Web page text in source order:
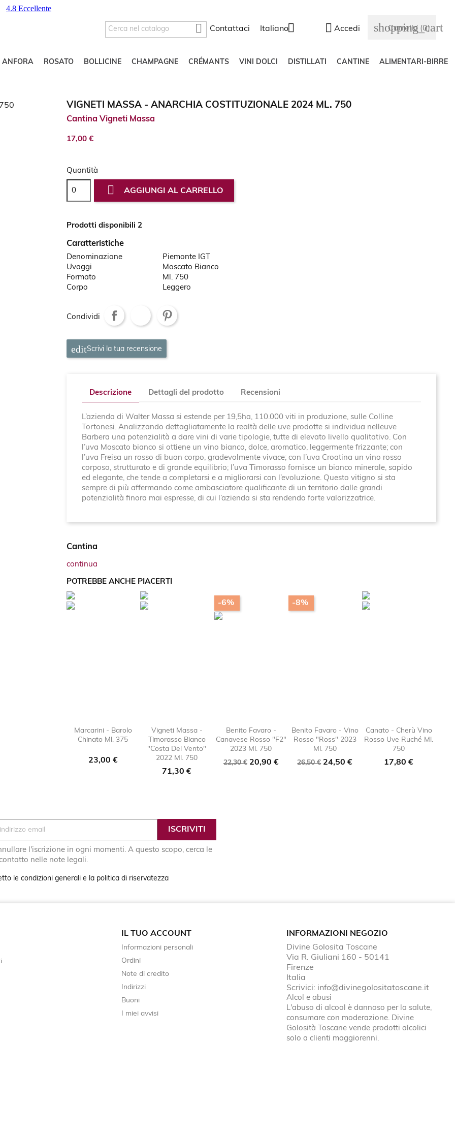
 Contattaci Italiano  Accedi shopping_cart
Carrello (0)
ANFORA ROSATO BOLLICINE CHAMPAGNE CRÉMANTS VINI DOLCI DISTILLATI CANTINE ALIMENTARI-BIRRE
VIGNETI MASSA - ANARCHIA COSTITUZIONALE 2024 ML. 750
Cantina Vigneti Massa
17,00 €
Quantità
 AGGIUNGI AL CARRELLO
Prodotti disponibili 2
Caratteristiche
Denominazione
Piemonte IGT
Uvaggi
Moscato Bianco
Formato
Ml. 750
Corpo
Leggero
Condividi
Scrivi la tua recensione
Descrizione Dettagli del prodotto Recensioni
L’azienda di Walter Massa si estende per 19,5ha, 110.000 viti in produzione, sulle Colline
Tortonesi. Analizzando dettagliatamente la realtà delle uve prodotte si individua nelleuve
Barbera una potenzialità a dare vini di varie tipologie, tutte di elevato livello qualitativo. Con
l’uva Moscato bianco si ottiene un vino bianco, dolce, aromatico, leggermente frizzante; con
l’uva Freisa un rosso di buon corpo, gradevolmente vivace; con l’uva Croatina un vino rosso
corposo, strutturato e di grande equilibrio; l’uva Timorasso fornisce un bianco minerale, sapido
ed elegante, che tende a completarsi e a migliorarsi con l’evoluzione. Questo vitigno si sta
sempre di più affermando come ambasciatore qualificante di un territorio dalle grandi
potenzialità finora mai espresse, di cui l’azienda si sta rendendo forte valorizzatrice.
Cantina
continua
POTREBBE ANCHE PIACERTI
Marcarini - Barolo
Chinato Ml. 375
Prezzo
23,00 €
favorite_border
Vigneti Massa -
Timorasso Bianco
"Costa Del Vento"
2022 Ml. 750
Prezzo
71,30 €
 favorite_border
Benito Favaro -
Canavese Rosso "F2"
2023 Ml. 750
Prezzo
22,30 € Prezzo
20,90 €
-6%
 favorite_border
Benito Favaro - Vino
Rosso "Ross" 2023
Ml. 750
Prezzo
26,50 € Prezzo
24,50 €
-8%
 favorite_border
Canato - Cherù Vino
Rosso Uve Ruché Ml.
750
Prezzo
17,80 €

l'iscrizione in ogni momenti. A questo scopo, cerca le
nelle note legali.
le condizioni generali e la politica di riservatezza
IL TUO ACCOUNT
Informazioni personali
Ordini
Note di credito
Indirizzi
Buoni
I miei avvisi
INFORMAZIONI NEGOZIO
Divine Golosita Toscane
Via R. Giuliani 160 - 50141
Firenze
Italia
Scrivici: info@divinegolositatoscane.it
Alcol e abusi
L'abuso di alcool è dannoso per la salute,
consumare con moderazione. Divine
Golosità Toscane vende prodotti alcolici
solo a clienti maggiorenni.